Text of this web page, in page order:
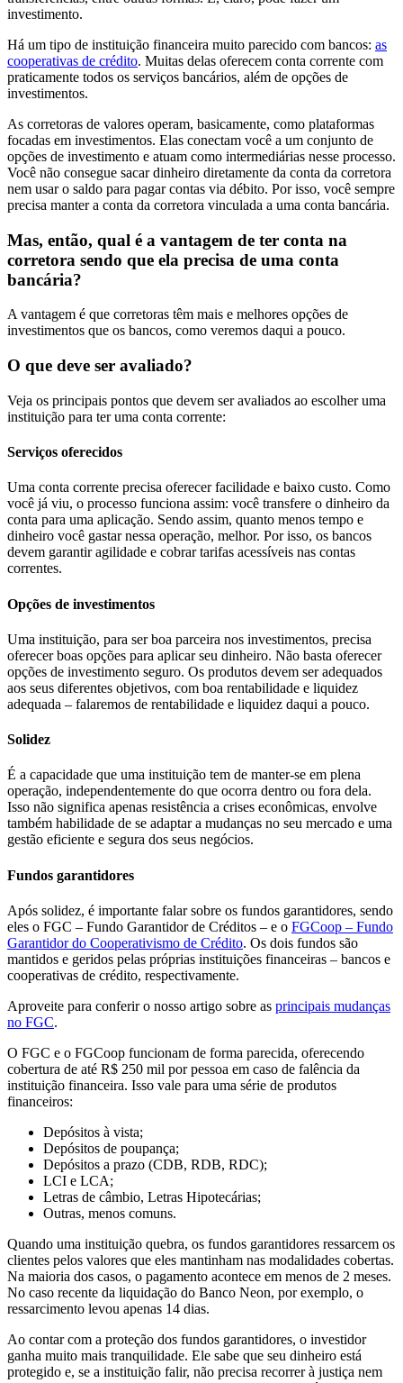
investimento.
Há um tipo de instituição financeira muito parecido com bancos: as
cooperativas de crédito. Muitas delas oferecem conta corrente com
praticamente todos os serviços bancários, além de opções de
investimentos.
As corretoras de valores operam, basicamente, como plataformas
focadas em investimentos. Elas conectam você a um conjunto de
opções de investimento e atuam como intermediárias nesse processo.
Você não consegue sacar dinheiro diretamente da conta da corretora
nem usar o saldo para pagar contas via débito. Por isso, você sempre
precisa manter a conta da corretora vinculada a uma conta bancária.
Mas, então, qual é a vantagem de ter conta na
corretora sendo que ela precisa de uma conta
bancária?
A vantagem é que corretoras têm mais e melhores opções de
investimentos que os bancos, como veremos daqui a pouco.
O que deve ser avaliado?
Veja os principais pontos que devem ser avaliados ao escolher uma
instituição para ter uma conta corrente:
Serviços oferecidos
Uma conta corrente precisa oferecer facilidade e baixo custo. Como
você já viu, o processo funciona assim: você transfere o dinheiro da
conta para uma aplicação. Sendo assim, quanto menos tempo e
dinheiro você gastar nessa operação, melhor. Por isso, os bancos
devem garantir agilidade e cobrar tarifas acessíveis nas contas
correntes.
Opções de investimentos
Uma instituição, para ser boa parceira nos investimentos, precisa
oferecer boas opções para aplicar seu dinheiro. Não basta oferecer
opções de investimento seguro. Os produtos devem ser adequados
aos seus diferentes objetivos, com boa rentabilidade e liquidez
adequada – falaremos de rentabilidade e liquidez daqui a pouco.
Solidez
É a capacidade que uma instituição tem de manter-se em plena
operação, independentemente do que ocorra dentro ou fora dela.
Isso não significa apenas resistência a crises econômicas, envolve
também habilidade de se adaptar a mudanças no seu mercado e uma
gestão eficiente e segura dos seus negócios.
Fundos garantidores
Após solidez, é importante falar sobre os fundos garantidores, sendo
eles o FGC – Fundo Garantidor de Créditos – e o FGCoop – Fundo
Garantidor do Cooperativismo de Crédito. Os dois fundos são
mantidos e geridos pelas próprias instituições financeiras – bancos e
cooperativas de crédito, respectivamente.
Aproveite para conferir o nosso artigo sobre as principais mudanças
no FGC.
O FGC e o FGCoop funcionam de forma parecida, oferecendo
cobertura de até R$ 250 mil por pessoa em caso de falência da
instituição financeira. Isso vale para uma série de produtos
financeiros:
Depósitos à vista;
Depósitos de poupança;
Depósitos a prazo (CDB, RDB, RDC);
LCI e LCA;
Letras de câmbio, Letras Hipotecárias;
Outras, menos comuns.
Quando uma instituição quebra, os fundos garantidores ressarcem os
clientes pelos valores que eles mantinham nas modalidades cobertas.
Na maioria dos casos, o pagamento acontece em menos de 2 meses.
No caso recente da liquidação do Banco Neon, por exemplo, o
ressarcimento levou apenas 14 dias.
Ao contar com a proteção dos fundos garantidores, o investidor
ganha muito mais tranquilidade. Ele sabe que seu dinheiro está
protegido e, se a instituição falir, não precisa recorrer à justiça nem